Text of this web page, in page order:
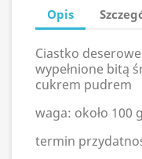
Opis
Ciastko
wypełnione bitą
cukrem pudrem
waga: około 100 g
termin